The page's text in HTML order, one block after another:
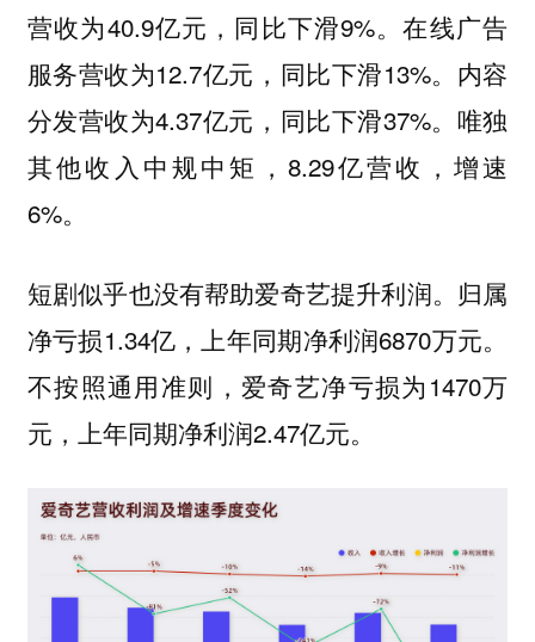
营收为40.9亿元，同比下滑9%。在线广告
服务营收为12.7亿元，同比下滑13%。内容
分发营收为4.37亿元，同比下滑37%。唯独
其他收入中规中矩，8.29亿营收，增速
6%。
短剧似乎也没有帮助爱奇艺提升利润。归属
净亏损1.34亿，上年同期净利润6870万元。
不按照通用准则，爱奇艺净亏损为1470万
元，上年同期净利润2.47亿元。